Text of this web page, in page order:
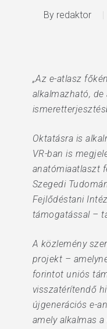
By redaktor
„Az e-atlasz
alkalmazható,
Oktatásra is
VR-ban is
anatómiaatlaszt
Szegedi
Fejlődéstani
támogatással –
A közlemény
projekt –
forintot uniós
visszatérítendő
újgenerációs e-
amely alkalmas